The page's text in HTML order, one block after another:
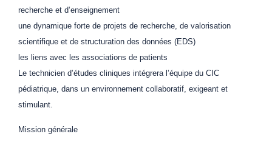
recherche et d’enseignement
une dynamique forte de projets de recherche, de valorisation
scientifique et de structuration des données (EDS)
les liens avec les associations de patients
Le technicien d’études cliniques intégrera l’équipe du CIC
pédiatrique, dans un environnement collaboratif, exigeant et
stimulant.
Mission générale